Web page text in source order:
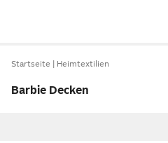
Startseite Heimtextilien
Barbie Decken